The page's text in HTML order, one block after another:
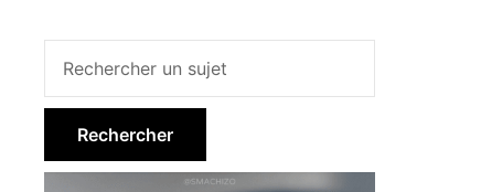
Barre
latérale
principale